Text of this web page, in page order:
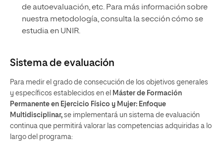
de autoevaluación, etc. Para más información sobre
nuestra metodología, consulta la sección cómo se
estudia en UNIR.
Sistema de evaluación
Para medir el grado de consecución de los objetivos generales
y específicos establecidos en el Máster de Formación
Permanente en Ejercicio Físico y Mujer: Enfoque
Multidisciplinar, se implementará un sistema de evaluación
continua que permitirá valorar las competencias adquiridas a lo
largo del programa: